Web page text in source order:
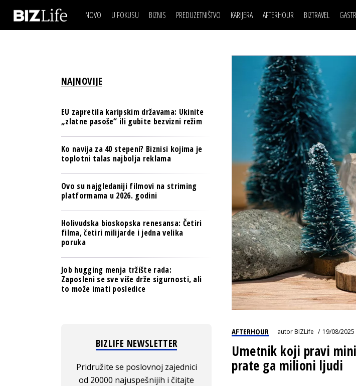
NOVO U FOKUSU BIZNIS
BANKE
OSIGURANJE
TECH I AI
BIZNIS & SPORT
PULS REGIONA
NOVO NA RAFU
PREDUZETNIŠTVO KARIJERA
LJUDI (HR)
MOJ UGAO
USAVRŠAVANJE
KNOW-HOW
AFTERHOUR
KNJIGE
AUTO SVET
STIL
WELLBEING
BIZTRAVEL
IZJAVA DANABIZNIS SCENA
BREND I KOMUNIKACIJE
OSIGURANJE
TECH I AI
PULS REGIONA
POSAO
MOJ UGAO
USAVRŠAVANJE
KNOW-HOW
FILM I SCENA
AUTO SVET
STIL
WELLBEING
AFTERHOUR autorBIZLife 19/08/
Umetnik koji pravi
prate ga milioni ljudi
NAJNOVIJE
EU zapretila karipskim državama: Ukinite
„zlatne pasoše“ ili gubite bezvizni režim
Ko navija za 40 stepeni? Biznisi kojima je
toplotni talas najbolja reklama
Ovo su najgledaniji filmovi na striming
platformama u 2026. godini
Holivudska bioskopska renesansa: Četiri
filma, četiri milijarde i jedna velika
poruka
Job hugging menja tržište rada:
Zaposleni se sve više drže sigurnosti, ali
to može imati posledice
BIZLIFE NEWSLETTER
Pridružite se poslovnoj zajednici
od 20000 najuspešnijih i čitajte